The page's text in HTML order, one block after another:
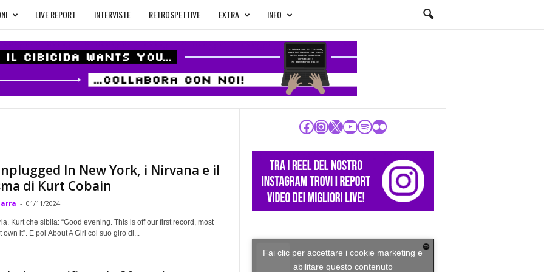
LIVE REPORT INTERVISTE RETROSPETTIVE EXTRA INFO
In New York, i Nirvana e il
di Kurt Cobain
- 01/11/2024
Kurt che sibila: “Good evening. This is off our first record, most
own it”. E poi About A Girl col suo giro di...
Facebook InstagramX YouTube Spotify Flickr
Fai clic per accettare i cookie marketing e
abilitare questo contenuto